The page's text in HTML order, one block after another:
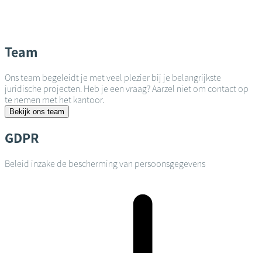
Team
Ons team begeleidt je met veel plezier bij je belangrijkste
juridische projecten. Heb je een vraag? Aarzel niet om contact op
te nemen met het kantoor.
Bekijk ons team
GDPR
Beleid inzake de bescherming van persoonsgegevens